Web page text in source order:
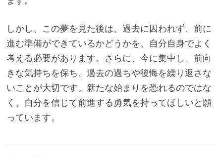
しかし、この夢を見た後は、過去に囚われず、前に
進む準備ができているかどうかを、自分自身でよく
考える必要があります。さらに、今に集中し、前向
きな気持ちを保ち、過去の過ちや後悔を繰り返さな
いことが大切です。新たな始まりを恐れるのではな
く、自分を信じて前進する勇気を持ってほしいと願
っています。